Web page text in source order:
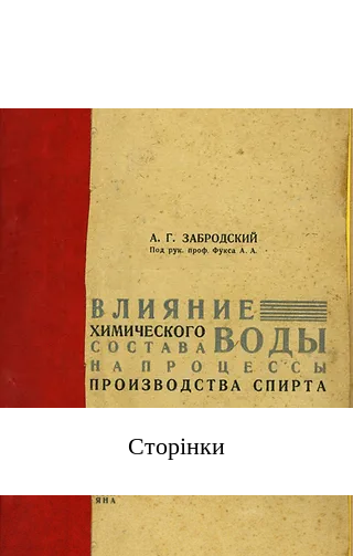
Сторінки